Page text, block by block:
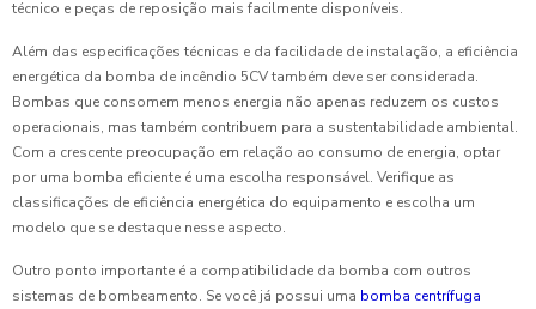
técnico e peças de reposição mais facilmente disponíveis.
Além das especificações técnicas e da facilidade de instalação, a eficiência
energética da bomba de incêndio 5CV também deve ser considerada.
Bombas que consomem menos energia não apenas reduzem os custos
operacionais, mas também contribuem para a sustentabilidade ambiental.
Com a crescente preocupação em relação ao consumo de energia, optar
por uma bomba eficiente é uma escolha responsável. Verifique as
classificações de eficiência energética do equipamento e escolha um
modelo que se destaque nesse aspecto.
Outro ponto importante é a compatibilidade da bomba com outros
sistemas de bombeamento. Se você já possui uma bomba centrífuga